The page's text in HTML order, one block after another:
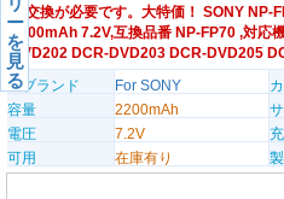
ー
を
見
る
ー交換が必要です。大特価！ SONY NP-
2200mAh 7.2V,互換品番 NP-FP70 ,対応
DVD202 DCR-DVD203 DCR-DVD205
のブランド
For SONY
容量
2200mAh
電圧
7.2V
可用
在庫有り